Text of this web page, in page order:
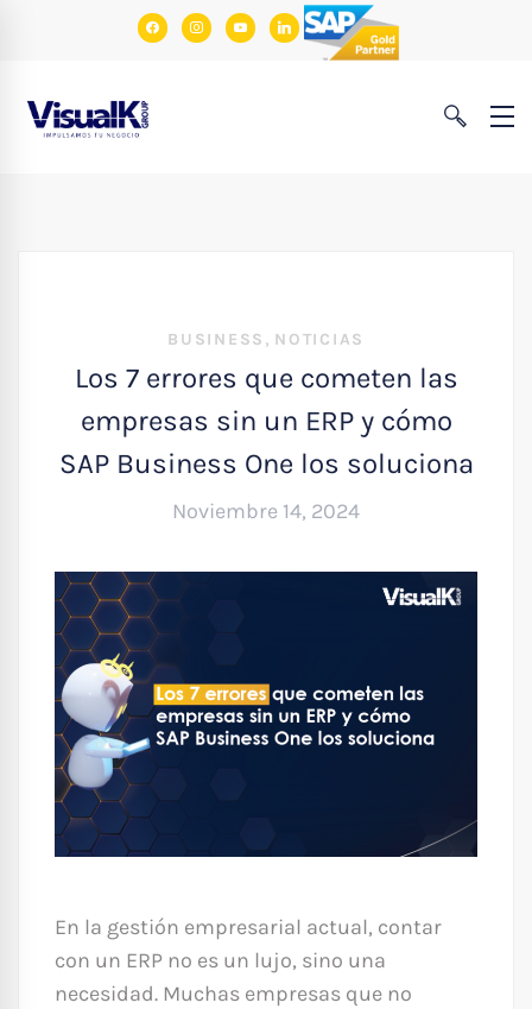
facebookinstagram
youtubelinkedin
BUSINESS , NOTICIAS
Los 7 errores que cometen las
empresas sin un ERP y cómo
SAP Business One los soluciona
Noviembre 14, 2024
En la gestión empresarial actual, contar
con un ERP no es un lujo, sino una
necesidad. Muchas empresas que no